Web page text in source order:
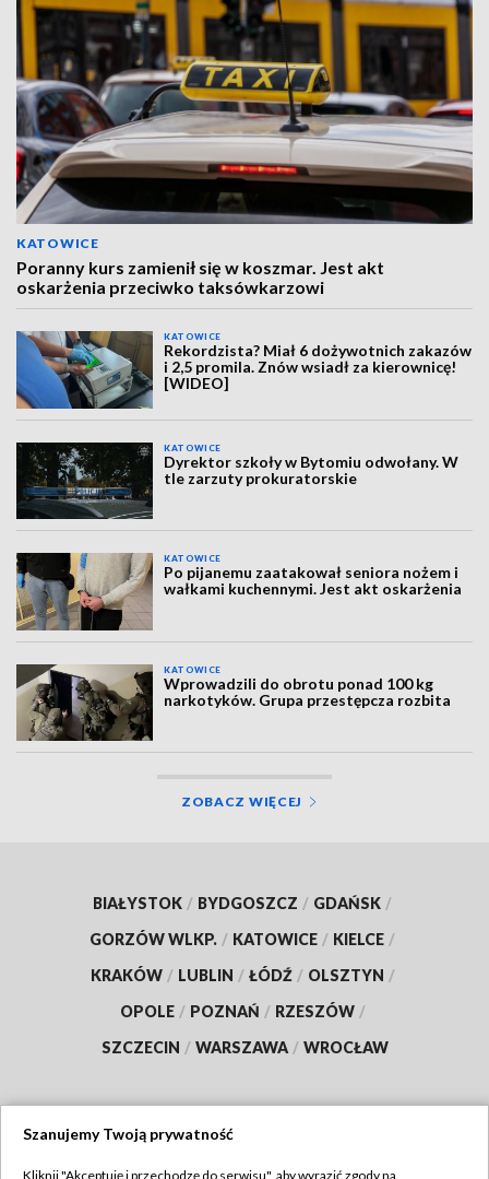
KATOWICE
Poranny kurs zamienił się w koszmar. Jest akt
oskarżenia przeciwko taksówkarzowi
KATOWICE
Rekordzista? Miał 6 dożywotnich zakazów
i 2,5 promila. Znów wsiadł za kierownicę!
[WIDEO]
KATOWICE
Dyrektor szkoły w Bytomiu odwołany. W
tle zarzuty prokuratorskie
KATOWICE
Po pijanemu zaatakował seniora nożem i
wałkami kuchennymi. Jest akt oskarżenia
KATOWICE
Wprowadzili do obrotu ponad 100 kg
narkotyków. Grupa przestępcza rozbita
ZOBACZ WIĘCEJ
BIAŁYSTOK / BYDGOSZCZ / GDAŃSK /
GORZÓW WLKP. / KATOWICE / KIELCE /
KRAKÓW / LUBLIN / ŁÓDŹ / OLSZTYN /
OPOLE / POZNAŃ / RZESZÓW /
SZCZECIN / WARSZAWA / WROCŁAW
Szanujemy Twoją prywatność
Kliknij "Akceptuję i przechodzę do serwisu", aby wyrazić zgody na